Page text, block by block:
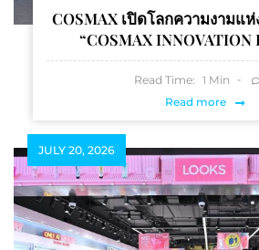
COSMAX เปิดโลกความงามแ
“COSMAX INNOVATION
Read Time: 1 Min
Read more
JULY 20, 2026